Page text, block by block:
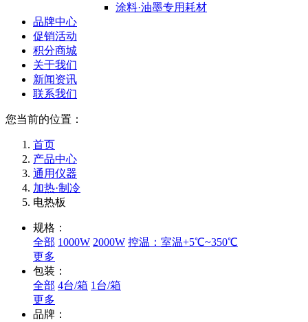
涂料·油墨专用耗材
品牌中心
促销活动
积分商城
关于我们
新闻资讯
联系我们
您当前的位置：
首页
产品中心
通用仪器
加热·制冷
电热板
规格：
全部 1000W 2000W 控温：室温+5℃~350℃
更多
包装：
全部 4台/箱 1台/箱
更多
品牌：